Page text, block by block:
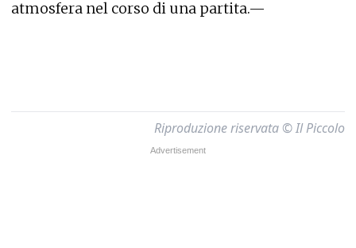
atmosfera nel corso di una partita.—
Riproduzione riservata © Il Piccolo